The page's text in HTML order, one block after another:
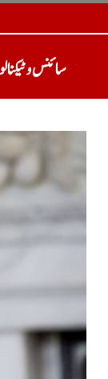
سائنس و